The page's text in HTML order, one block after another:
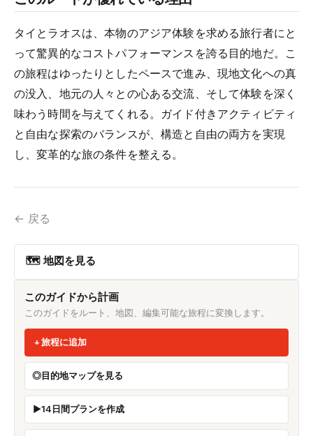
タイとラオスは、本物のアジア体験を求める旅行者にと
って驚異的なコストパフォーマンスを誇る目的地だ。こ
の旅程はゆったりとしたペースで進み、現地文化への真
の没入、地元の人々との心ある交流、そして体験を深く
味わう時間を与えてくれる。ガイド付きアクティビティ
と自由な探索のバランスが、構造と自由の両方を実現
し、変革的な旅の条件を整える。
← 戻る
🗺 地図を見る
このガイドから計画
このガイドをルート、地図、編集可能な旅程に変換します。
旅程に追加
目的地マップを見る
14日間プランを作成